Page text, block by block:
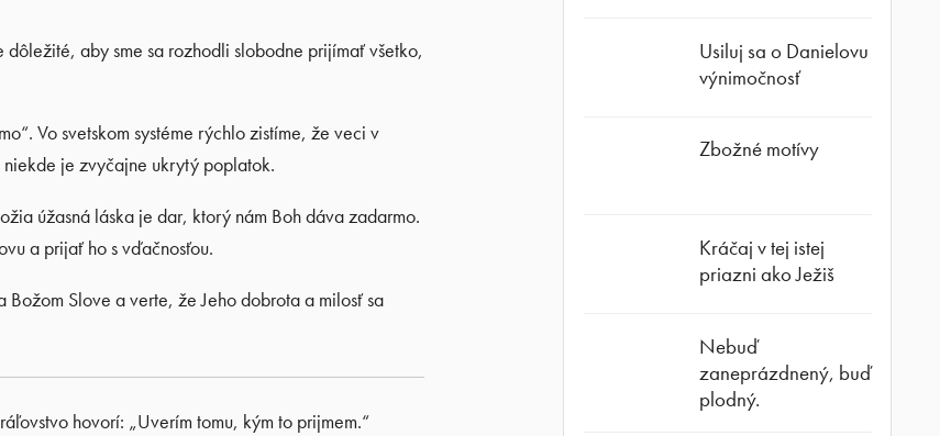
aby sme sa rozhodli slobodne prijímať všetko,
Vo svetskom systéme rýchlo zistíme, že veci v
je zvyčajne ukrytý poplatok.
úžasná láska je dar, ktorý nám Boh dáva zadarmo.
a prijať ho s vďačnosťou.
Slove a verte, že Jeho dobrota a milosť sa
hovorí: „Uverím tomu, kým to prijmem.“
Usiluj sa o Danielovu
výnimočnosť
Zbožné motívy
Kráčaj v tej istej
priazni ako Ježiš
Nebuď
zaneprázdnený, buď
plodný.